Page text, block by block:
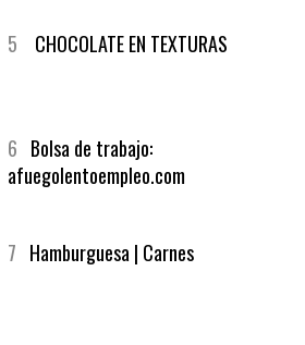
5 CHOCOLATE EN TEXTURAS
6 Bolsa de trabajo:
afuegolentoempleo.com
7 Hamburguesa | Carnes